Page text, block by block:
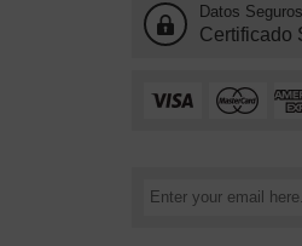
Datos Seguros
Certificado